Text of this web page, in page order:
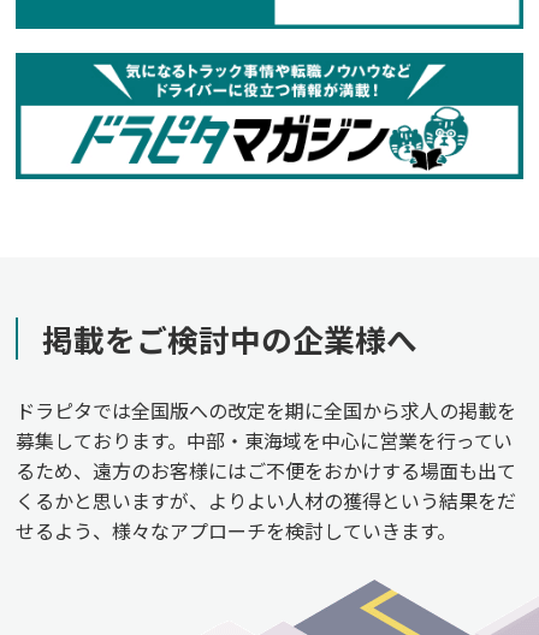
掲載をご検討中の企業様へ
ドラピタでは全国版への改定を期に全国から求人の掲載を
募集しております。中部・東海域を中心に営業を行ってい
るため、遠方のお客様にはご不便をおかけする場面も出て
くるかと思いますが、よりよい人材の獲得という結果をだ
せるよう、様々なアプローチを検討していきます。